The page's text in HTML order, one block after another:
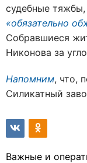
судебные тяжбы,
«обязательно
Собравшиеся
Никонова за
Напомним, что,
Силикатный
Важные и